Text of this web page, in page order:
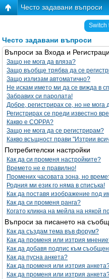
Често задавани въпроси
Switch
Често задавани въпроси
Въпроси за Входа и
Защо не мога да вляза?
Защо въобще трябва да се
Защо излизам автоматично?
Не искам името ми да се вижда в
Забравих си паролата!
Добре, регистрирах се, но не мога
Регистрирах се преди известно
Какво е COPPA?
Защо не мога да се регистрирам?
Какво всъщност прави "Изтрии
Потребителски настройки
Как да си променя настройките?
Времето не е правилно!
Промених часовата зона, но
Родния ми език го няма в списъка!
Как да поставя изображение под
Как да си променя ранга?
Когато кликна на мейла на някой
Въпроси за писането на
Как да създам тема във форум?
Как да променя или изтрия
Как да добавя подпис към
Как да пусна анкета?
Как да променя или изтрия
Как да променя или изтрия